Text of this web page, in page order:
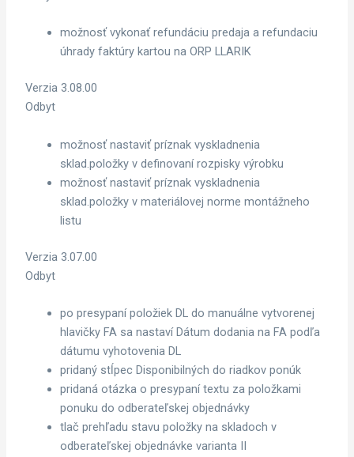
možnosť vykonať refundáciu predaja a refundaciu
úhrady faktúry kartou na ORP LLARIK
Verzia 3.08.00
Odbyt
možnosť nastaviť príznak vyskladnenia
sklad.položky v definovaní rozpisky výrobku
možnosť nastaviť príznak vyskladnenia
sklad.položky v materiálovej norme montážneho
listu
Verzia 3.07.00
Odbyt
po presypaní položiek DL do manuálne vytvorenej
hlavičky FA sa nastaví Dátum dodania na FA podľa
dátumu vyhotovenia DL
pridaný stĺpec Disponibilných do riadkov ponúk
pridaná otázka o presypaní textu za položkami
ponuku do odberateľskej objednávky
tlač prehľadu stavu položky na skladoch v
odberateľskej objednávke varianta II